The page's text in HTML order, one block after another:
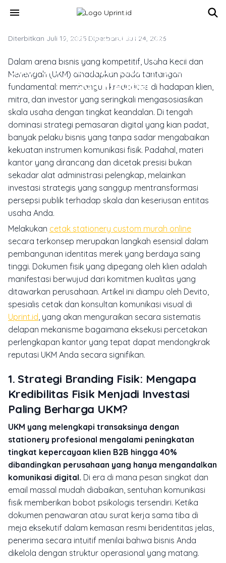
menu
MARKETING & MEDIA PROMOSI
8 Cara Cetak Stationery Custom
Bikin UKM Terlihat Lebih Profesional
dan Kredibel
Diterbitkan Juli 19, 2025 Diperbarui Juli 24, 2026
Dalam arena bisnis yang kompetitif, Usaha Kecil dan
Menengah (UKM) dihadapkan pada tantangan
fundamental: membangun kredibilitas di hadapan klien,
mitra, dan investor yang seringkali mengasosiasikan
skala usaha dengan tingkat keandalan. Di tengah
dominasi strategi pemasaran digital yang kian padat,
banyak pelaku bisnis yang tanpa sadar mengabaikan
kekuatan instrumen komunikasi fisik. Padahal, materi
kantor yang dirancang dan dicetak presisi bukan
sekadar alat administrasi pelengkap, melainkan
investasi strategis yang sanggup mentransformasi
persepsi publik terhadap skala dan keseriusan entitas
usaha Anda.
Melakukan cetak stationery custom murah online
secara terkonsep merupakan langkah esensial dalam
pembangunan identitas merek yang berdaya saing
tinggi. Dokumen fisik yang dipegang oleh klien adalah
manifestasi berwujud dari komitmen kualitas yang
ditawarkan perusahaan. Artikel ini diampu oleh Devito,
spesialis cetak dan konsultan komunikasi visual di
Uprint.id, yang akan menguraikan secara sistematis
delapan mekanisme bagaimana eksekusi percetakan
perlengkapan kantor yang tepat dapat mendongkrak
reputasi UKM Anda secara signifikan.
1. Strategi Branding Fisik: Mengapa
Kredibilitas Fisik Menjadi Investasi
Paling Berharga UKM?
UKM yang melengkapi transaksinya dengan
stationery profesional mengalami peningkatan
tingkat kepercayaan klien B2B hingga 40%
dibandingkan perusahaan yang hanya mengandalkan
komunikasi digital. Di era di mana pesan singkat dan
email massal mudah diabaikan, sentuhan komunikasi
fisik memberikan bobot psikologis tersendiri. Ketika
dokumen penawaran atau surat kerja sama tiba di
meja eksekutif dalam kemasan resmi beridentitas jelas,
penerima secara intuitif menilai bahwa bisnis Anda
dikelola dengan struktur operasional yang matang.